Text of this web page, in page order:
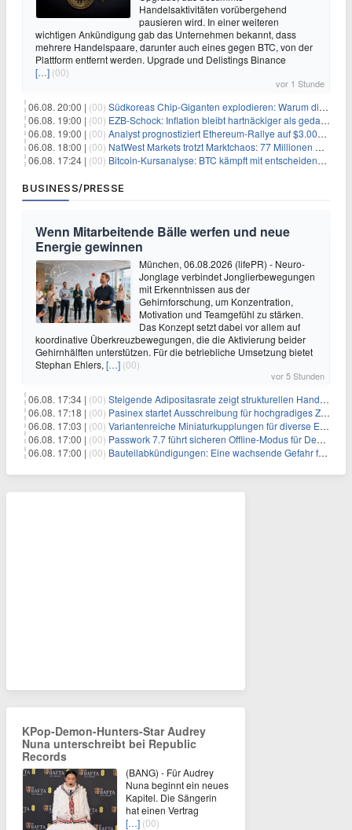
Handelsaktivitäten vorübergehend
pausieren wird. In einer weiteren
wichtigen Ankündigung gab das Unternehmen bekannt, dass
mehrere Handelspaare, darunter auch eines gegen BTC, von der
Plattform entfernt werden. Upgrade und Delistings Binance
[…] (00)
vor 1 Stunde
06.08. 20:00 | (00) Südkoreas Chip-Giganten explodieren: Warum dieser Rekord-Tag die KI-Branche erschüttert
06.08. 19:00 | (00) EZB-Schock: Inflation bleibt hartnäckiger als gedacht – 2027 wird zum kritischen Test
06.08. 19:00 | (00) Analyst prognostiziert Ethereum-Rallye auf $3.000 nach entscheidendem On-Chain-Ausbruch
06.08. 18:00 | (00) NatWest Markets trotzt Marktchaos: 77 Millionen Pfund Gewinn im ersten Halbjahr
06.08. 17:24 | (00) Bitcoin-Kursanalyse: BTC kämpft mit entscheidender $65K-Hürde, während sich ein Liquidationscluster aufbaut
BUSINESS/PRESSE
Wenn Mitarbeitende Bälle werfen und neue
Energie gewinnen
München, 06.08.2026 (lifePR) - Neuro-
Jonglage verbindet Jonglierbewegungen
mit Erkenntnissen aus der
Gehirnforschung, um Konzentration,
Motivation und Teamgefühl zu stärken.
Das Konzept setzt dabei vor allem auf
koordinative Überkreuzbewegungen, die die Aktivierung beider
Gehirnhälften unterstützen. Für die betriebliche Umsetzung bietet
Stephan Ehlers, […] (00)
vor 5 Stunden
06.08. 17:34 | (00) Steigende Adipositasrate zeigt strukturellen Handlungsbedarf bei der Ernährung schulpflichtiger Kinder
06.08. 17:18 | (00) Pasinex startet Ausschreibung für hochgradiges Zinksulfidkonzentrat mit Germanium- und Silbergehalten und stellt ein Betriebsupdate bereit
06.08. 17:03 | (00) Variantenreiche Miniaturkupplungen für diverse Einsatzbereiche
06.08. 17:00 | (00) Passwork 7.7 führt sicheren Offline-Modus für Desktop- und Mobile-Apps ein
06.08. 17:00 | (00) Bauteilabkündigungen: Eine wachsende Gefahr für industrielle Elektroniksysteme
KPop-Demon-Hunters-Star Audrey
Nuna unterschreibt bei Republic
Records
(BANG) - Für Audrey
Nuna beginnt ein neues
Kapitel. Die Sängerin
hat einen Vertrag
[…] (00)